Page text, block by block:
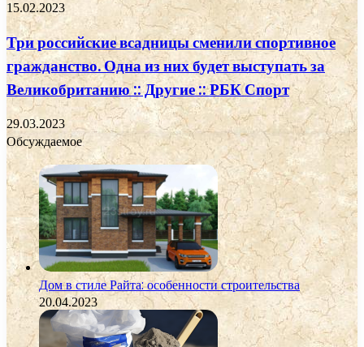
15.02.2023
Три российские всадницы сменили спортивное
гражданство. Одна из них будет выступать за
Великобританию :: Другие :: РБК Спорт
29.03.2023
Обсуждаемое
Дом в стиле Райта: особенности строительства
20.04.2023